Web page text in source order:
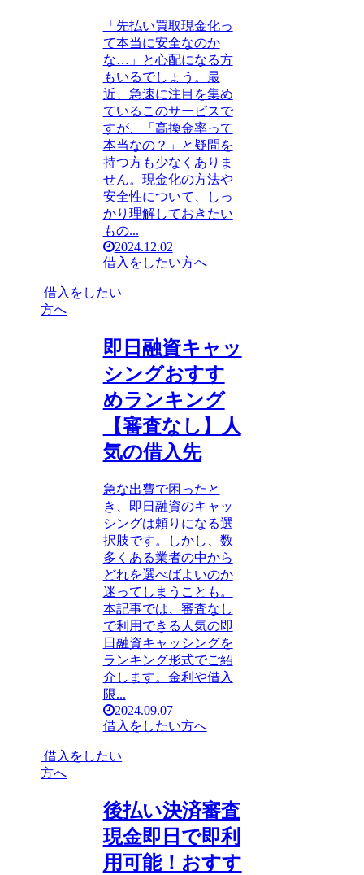
「先払い買取現金化っ
て本当に安全なのか
な…」と心配になる方
もいるでしょう。最
近、急速に注目を集め
ているこのサービスで
すが、「高換金率って
本当なの？」と疑問を
持つ方も少なくありま
せん。現金化の方法や
安全性について、しっ
かり理解しておきたい
もの...
2024.12.02
借入をしたい方へ
借入をしたい
方へ
即日融資キャッ
シングおすす
めランキング
【審査なし】人
気の借入先
急な出費で困ったと
き、即日融資のキャッ
シングは頼りになる選
択肢です。しかし、数
多くある業者の中から
どれを選べばよいのか
迷ってしまうことも。
本記事では、審査なし
で利用できる人気の即
日融資キャッシングを
ランキング形式でご紹
介します。金利や借入
限...
2024.09.07
借入をしたい方へ
借入をしたい
方へ
後払い決済審査
現金即日で即利
用可能！おすす